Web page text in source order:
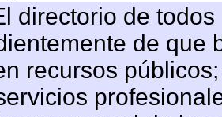
directorio de
de que
recursos